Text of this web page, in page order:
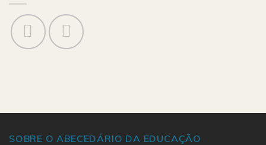
SOBRE O ABECEDÁRIO DA EDUCAÇÃO